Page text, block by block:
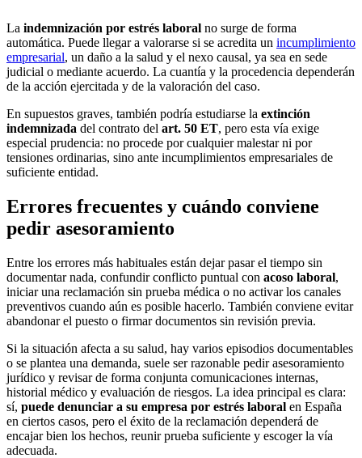
La indemnización por estrés laboral no surge de forma
automática. Puede llegar a valorarse si se acredita un incumplimiento
empresarial, un daño a la salud y el nexo causal, ya sea en sede
judicial o mediante acuerdo. La cuantía y la procedencia dependerán
de la acción ejercitada y de la valoración del caso.
En supuestos graves, también podría estudiarse la extinción
indemnizada del contrato del art. 50 ET, pero esta vía exige
especial prudencia: no procede por cualquier malestar ni por
tensiones ordinarias, sino ante incumplimientos empresariales de
suficiente entidad.
Errores frecuentes y cuándo conviene
pedir asesoramiento
Entre los errores más habituales están dejar pasar el tiempo sin
documentar nada, confundir conflicto puntual con acoso laboral,
iniciar una reclamación sin prueba médica o no activar los canales
preventivos cuando aún es posible hacerlo. También conviene evitar
abandonar el puesto o firmar documentos sin revisión previa.
Si la situación afecta a su salud, hay varios episodios documentables
o se plantea una demanda, suele ser razonable pedir asesoramiento
jurídico y revisar de forma conjunta comunicaciones internas,
historial médico y evaluación de riesgos. La idea principal es clara:
sí, puede denunciar a su empresa por estrés laboral en España
en ciertos casos, pero el éxito de la reclamación dependerá de
encajar bien los hechos, reunir prueba suficiente y escoger la vía
adecuada.